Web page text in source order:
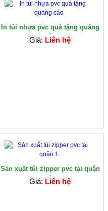
In túi nhựa pvc quà tặng quảng
cáo
Giá: Liên hệ
Sản xuất túi zipper pvc tại quận
1
Giá: Liên hệ